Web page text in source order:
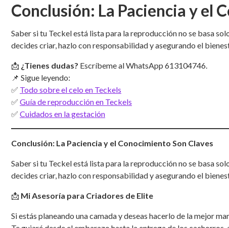
Conclusión: La Paciencia y el
Saber si tu Teckel está lista para la reproducción no se basa
decides criar, hazlo con responsabilidad y asegurando el
📩 ¿Tienes dudas? Escríbeme al WhatsApp 613104746.
📌 Sigue leyendo:
✅ Todo sobre el celo en Teckels
✅ Guía de reproducción en Teckels
✅ Cuidados en la gestación
Conclusión: La Paciencia y el Conocimiento Son Claves
Saber si tu Teckel está lista para la reproducción no se basa
decides criar, hazlo con responsabilidad y asegurando el
📩 Mi Asesoría para Criadores de Elite
Si estás planeando una camada y deseas hacerlo de la mejor